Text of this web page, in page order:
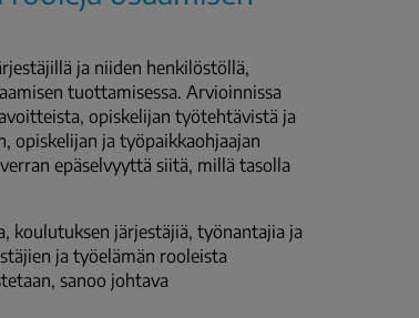
ja niiden henkilöstöllä,
tuottamisessa. Arvioinnissa
opiskelijan työtehtävistä ja
opiskelijan ja työpaikkaohjaajan
epäselvyyttä siitä, millä tasolla
koulutuksen järjestäjiä, työnantajia ja
ja työelämän rooleista
sanoo johtava